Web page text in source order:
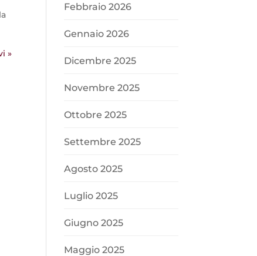
»
Febbraio 2026
Gennaio 2026
Dicembre 2025
Novembre 2025
Ottobre 2025
Settembre 2025
Agosto 2025
Luglio 2025
Giugno 2025
Maggio 2025